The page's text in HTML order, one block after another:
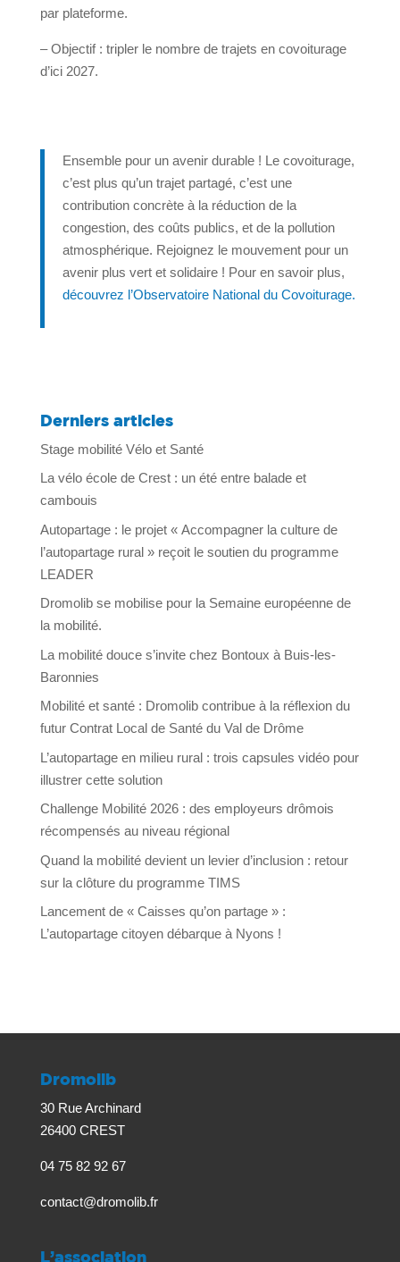
par plateforme.
– Objectif : tripler le nombre de trajets en covoiturage
d’ici 2027.
Ensemble pour un avenir durable ! Le covoiturage,
c’est plus qu’un trajet partagé, c’est une
contribution concrète à la réduction de la
congestion, des coûts publics, et de la pollution
atmosphérique. Rejoignez le mouvement pour un
avenir plus vert et solidaire ! Pour en savoir plus,
découvrez l’Observatoire National du Covoiturage.
Derniers articles
Stage mobilité Vélo et Santé
La vélo école de Crest : un été entre balade et
cambouis
Autopartage : le projet « Accompagner la culture de
l’autopartage rural » reçoit le soutien du programme
LEADER
Dromolib se mobilise pour la Semaine européenne de
la mobilité.
La mobilité douce s’invite chez Bontoux à Buis-les-
Baronnies
Mobilité et santé : Dromolib contribue à la réflexion du
futur Contrat Local de Santé du Val de Drôme
L’autopartage en milieu rural : trois capsules vidéo pour
illustrer cette solution
Challenge Mobilité 2026 : des employeurs drômois
récompensés au niveau régional
Quand la mobilité devient un levier d’inclusion : retour
sur la clôture du programme TIMS
Lancement de « Caisses qu’on partage » :
L’autopartage citoyen débarque à Nyons !
Dromolib
30 Rue Archinard
26400 CREST
04 75 82 92 67
contact@dromolib.fr
L’association